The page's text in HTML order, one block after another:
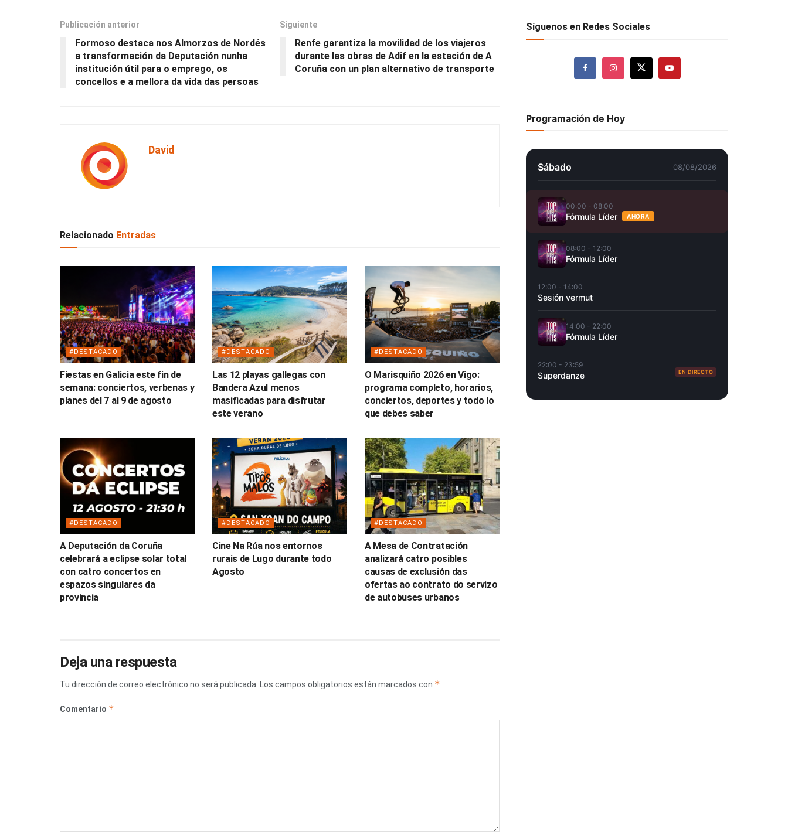
Publicación anterior
Formoso destaca nos Almorzos de Nordés
a transformación da Deputación nunha
institución útil para o emprego, os
concellos e a mellora da vida das persoas
Siguiente
Renfe garantiza la movilidad de los viajeros
durante las obras de Adif en la estación de A
Coruña con un plan alternativo de transporte
David
Relacionado Entradas
#DESTACADO
Fiestas en Galicia este fin de
semana: conciertos, verbenas y
planes del 7 al 9 de agosto
#DESTACADO
Las 12 playas gallegas con
Bandera Azul menos
masificadas para disfrutar
este verano
#DESTACADO
O Marisquiño 2026 en Vigo:
programa completo, horarios,
conciertos, deportes y todo lo
que debes saber
#DESTACADO
A Deputación da Coruña
celebrará a eclipse solar total
con catro concertos en
espazos singulares da
provincia
#DESTACADO
Cine Na Rúa nos entornos
rurais de Lugo durante todo
Agosto
#DESTACADO
A Mesa de Contratación
analizará catro posibles
causas de exclusión das
ofertas ao contrato do servizo
de autobuses urbanos
Deja una respuesta
Tu dirección de correo electrónico no será publicada. Los campos obligatorios están marcados con *
Comentario *
Síguenos en Redes Sociales
Programación de Hoy
Sábado 08/08/2026
00:00 - 08:00
Fórmula Líder AHORA
08:00 - 12:00
Fórmula Líder
12:00 - 14:00
Sesión vermut
14:00 - 22:00
Fórmula Líder
22:00 - 23:59
Superdanze EN DIRECTO